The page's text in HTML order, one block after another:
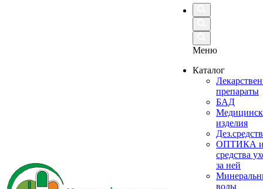
Меню
Каталог
препараты
БАД
изделия
ОПТИКА
средства
за ней
воды